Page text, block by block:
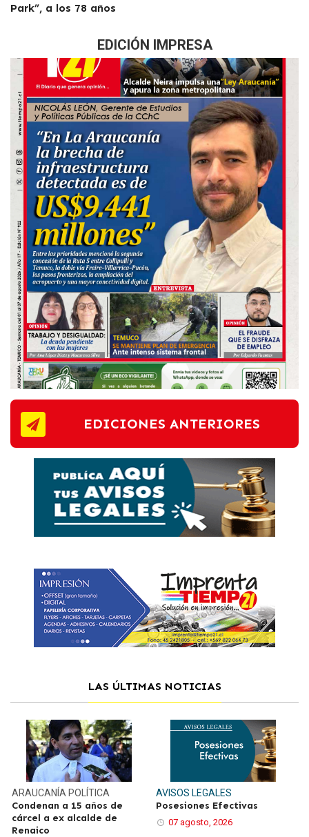
Park”, a los 78 años
EDICIÓN IMPRESA
EDICIONES ANTERIORES
LAS ÚLTIMAS NOTICIAS
ARAUCANÍA POLÍTICA
Condenan a 15 años de
cárcel a ex alcalde de
Renaico
AVISOS LEGALES
Posesiones Efectivas
07 agosto, 2026